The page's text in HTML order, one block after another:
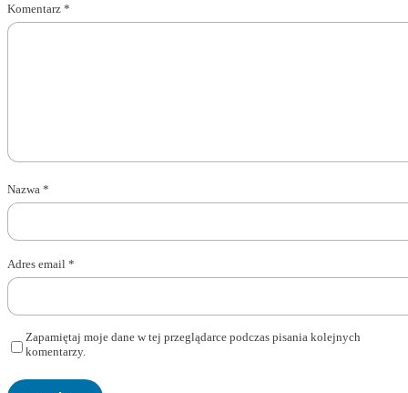
Komentarz *
Nazwa *
Adres email *
Zapamiętaj moje dane w tej przeglądarce podczas pisania kolejnych
komentarzy.